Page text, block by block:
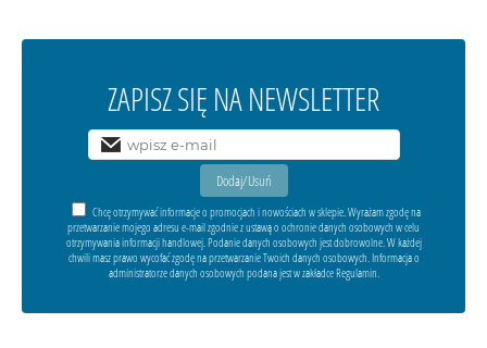
ZAPISZ SIĘ NA NEWSLETTER
Chcę otrzymywać informacje o promocjach i nowościach w sklepie. Wyrażam zgodę na
przetwarzanie mojego adresu e-mail zgodnie z ustawą o ochronie danych osobowych w celu
otrzymywania informacji handlowej. Podanie danych osobowych jest dobrowolne. W każdej
chwili masz prawo wycofać zgodę na przetwarzanie Twoich danych osobowych. Informacja o
administratorze danych osobowych podana jest w zakładce Regulamin.